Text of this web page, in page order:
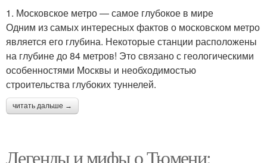
1. Московское метро — самое глубокое в мире
Одним из самых интересных фактов о московском метро
является его глубина. Некоторые станции расположены
на глубине до 84 метров! Это связано с геологическими
особенностями Москвы и необходимостью
строительства глубоких туннелей.
читать дальше →
Легенды и мифы о Тюмени: